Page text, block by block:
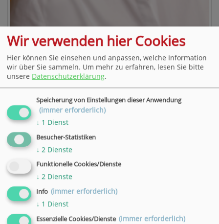
VHS Geschäftsstelle Hann. Münden, Wilhelmshäuser
Str. 90, 34346 Hann. Münden
Telefon:+49 551 4952-416
Mobiltelefon:+49 176 73542569
E-Mail:g.sist(at)vhs-goettingen.de
Heike Truckenmüller
Wir verwenden hier Cookies
Hier können Sie einsehen und anpassen, welche Information
wir über Sie sammeln. Um mehr zu erfahren, lesen Sie bitte
unsere Datenschutzerklärung.
Speicherung von Einstellungen dieser Anwendung
(immer erforderlich)
↓ 1 Dienst
Besucher-Statistiken
↓ 2 Dienste
Funktionelle Cookies/Dienste
↓ 2 Dienste
Info (immer erforderlich)
↓ 1 Dienst
Essenzielle Cookies/Dienste (immer erforderlich)